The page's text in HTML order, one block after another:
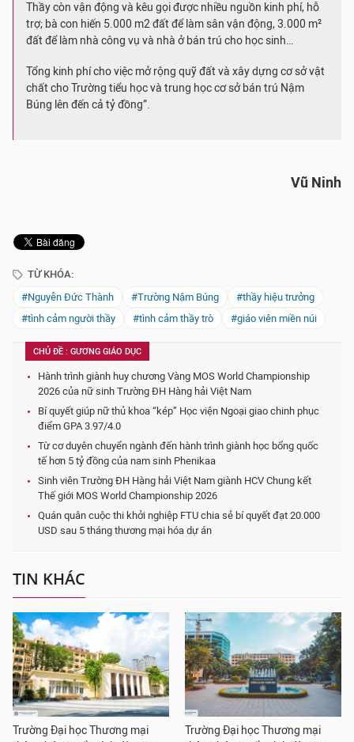
Thầy còn vận động và kêu gọi được nhiều nguồn kinh phí, hỗ
trợ; bà con hiến 5.000 m2 đất để làm sân vận động, 3.000 m²
đất để làm nhà công vụ và nhà ở bán trú cho học sinh…
Tổng kinh phí cho việc mở rộng quỹ đất và xây dựng cơ sở vật
chất cho Trường tiểu học và trung học cơ sở bán trú Nậm
Búng lên đến cả tỷ đồng”.
Vũ Ninh
TỪ KHÓA:
#Nguyễn Đức Thành
#Trường Nậm Búng
#thầy hiệu trưởng
#tình cảm người thầy
#tình cảm thầy trò #giáo viên miền núi
CHỦ ĐỀ : GƯƠNG GIÁO DỤC
Hành trình giành huy chương Vàng MOS World Championship
2026 của nữ sinh Trường ĐH Hàng hải Việt Nam
Bí quyết giúp nữ thủ khoa “kép” Học viện Ngoại giao chinh phục
điểm GPA 3.97/4.0
Từ cơ duyên chuyển ngành đến hành trình giành học bổng quốc
tế hơn 5 tỷ đồng của nam sinh Phenikaa
Sinh viên Trường ĐH Hàng hải Việt Nam giành HCV Chung kết
Thế giới MOS World Championship 2026
Quán quân cuộc thi khởi nghiệp FTU chia sẻ bí quyết đạt 20.000
USD sau 5 tháng thương mại hóa dự án
TIN KHÁC
Trường Đại học Thương mại
Trường Đại học Thương mại